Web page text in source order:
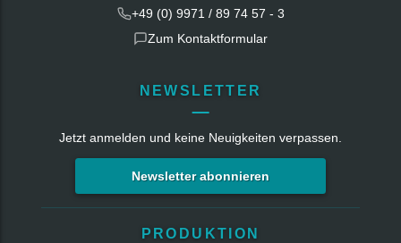
+49 (0) 9971 / 89 74 57 - 3
Zum Kontaktformular
NEWSLETTER
Jetzt anmelden und keine Neuigkeiten verpassen.
Newsletter abonnieren
PRODUKTION